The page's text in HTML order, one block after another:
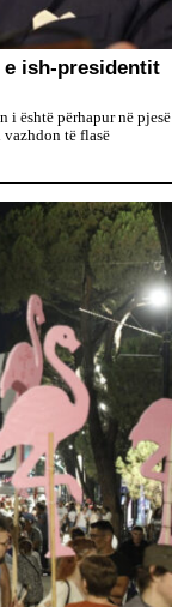
e ish-presidentit
i është përhapur në pjesë
të flasë